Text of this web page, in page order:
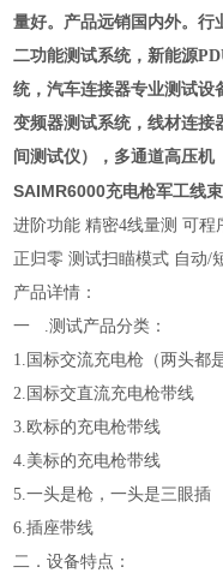
量好。产品远销国内外。行
二功能测试系统，新能源
统，汽车连接器专业测试设
变频器测试系统，线材连接
间测试仪），多通道高压机
SAIMR6000充电枪军工线
进阶功能 精密4线量测 可
正归零 测试扫瞄模式 自动/
产品详情：
一 .测试产品分类：
1.国标交流充电枪（两头都
2.国标交直流充电枪带线
3.欧标的充电枪带线
4.美标的充电枪带线
5.一头是枪，一头是三眼插
6.插座带线
二．设备特点：